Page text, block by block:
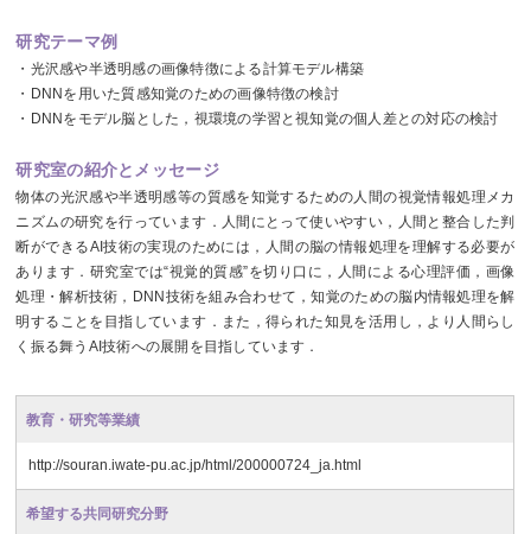
サイトマップ
学生専用サイト
研究テーマ例
・光沢感や半透明感の画像特徴による計算モデル構築
・DNNを用いた質感知覚のための画像特徴の検討
・DNNをモデル脳とした，視環境の学習と視知覚の個人差との対応の検討
研究室の紹介とメッセージ
物体の光沢感や半透明感等の質感を知覚するための人間の視覚情報処理メカ
ニズムの研究を行っています．人間にとって使いやすい，人間と整合した判
断ができるAI技術の実現のためには，人間の脳の情報処理を理解する必要が
あります．研究室では“視覚的質感”を切り口に，人間による心理評価，画像
処理・解析技術，DNN技術を組み合わせて，知覚のための脳内情報処理を解
明することを目指しています．また，得られた知見を活用し，より人間らし
く振る舞うAI技術への展開を目指しています．
教育・研究等業績
http://souran.iwate-pu.ac.jp/html/200000724_ja.html
希望する共同研究分野